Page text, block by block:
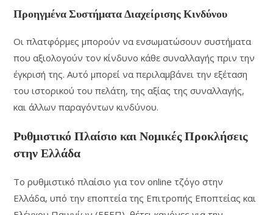
Προηγμένα Συστήματα Διαχείρισης Κινδύνου
Οι πλατφόρμες μπορούν να ενσωματώσουν συστήματα
που αξιολογούν τον κίνδυνο κάθε συναλλαγής πριν την
έγκρισή της. Αυτό μπορεί να περιλαμβάνει την εξέταση
του ιστορικού του πελάτη, της αξίας της συναλλαγής,
και άλλων παραγόντων κινδύνου.
Ρυθμιστικό Πλαίσιο και Νομικές Προκλήσεις
στην Ελλάδα
Το ρυθμιστικό πλαίσιο για τον online τζόγο στην
Ελλάδα, υπό την εποπτεία της Επιτροπής Εποπτείας και